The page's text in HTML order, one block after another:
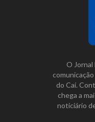
O
do Caí.
chega a
noticiário